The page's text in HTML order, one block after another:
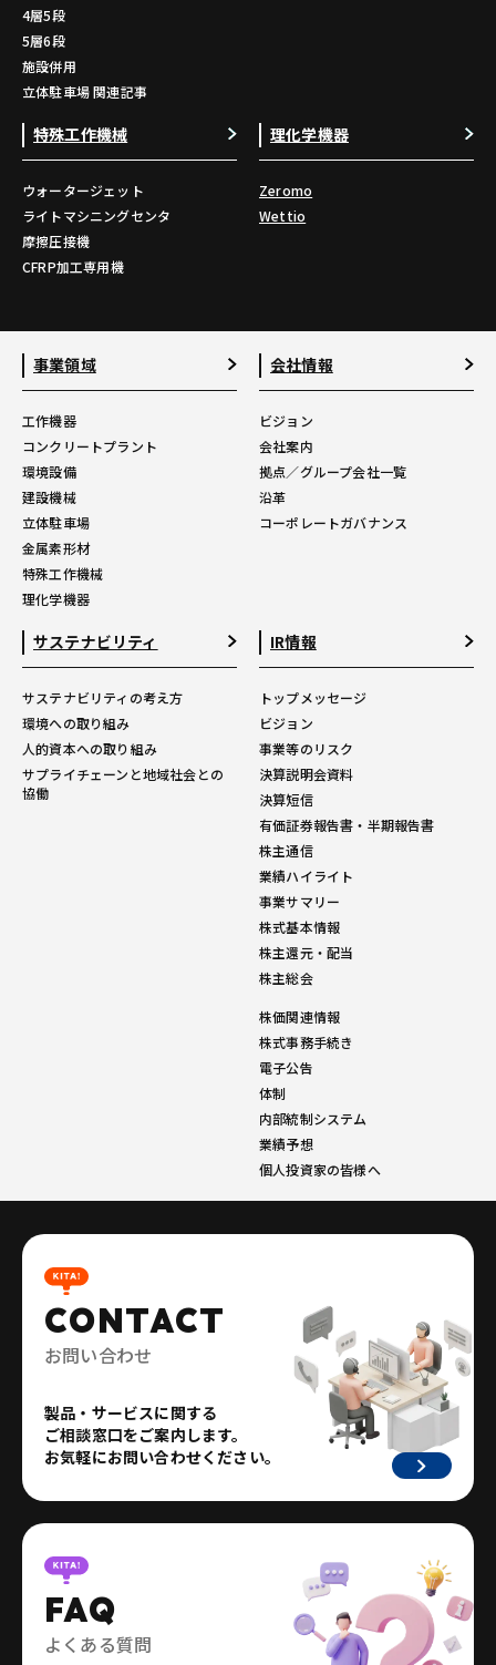
4層5段
5層6段
施設併用
立体駐車場 関連記事
特殊工作機械
ウォータージェット
ライトマシニングセンタ
摩擦圧接機
CFRP加工専用機
理化学機器
Zeromo
Wettio
事業領域
工作機器
コンクリートプラント
環境設備
建設機械
立体駐車場
金属素形材
特殊工作機械
理化学機器
会社情報
ビジョン
会社案内
拠点／グループ会社一覧
沿革
コーポレートガバナンス
サステナビリティ
サステナビリティの考え方
環境への取り組み
人的資本への取り組み
サプライチェーンと地域社会との
協働
IR情報
トップメッセージ
ビジョン
事業等のリスク
決算説明会資料
決算短信
有価証券報告書・半期報告書
株主通信
業績ハイライト
事業サマリー
株式基本情報
株主還元・配当
株主総会
株価関連情報
株式事務手続き
電子公告
体制
内部統制システム
業績予想
個人投資家の皆様へ
CONTACT
お問い合わせ
製品・サービスに関する
ご相談窓口をご案内します。
お気軽にお問い合わせください。
FAQ
よくある質問